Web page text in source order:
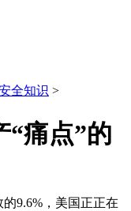
全知识 >
“痛点”的
9.6%，美国正正在